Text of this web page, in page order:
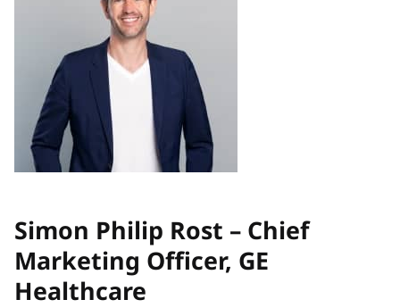
Simon Philip Rost – Chief
Marketing Officer, GE
Healthcare